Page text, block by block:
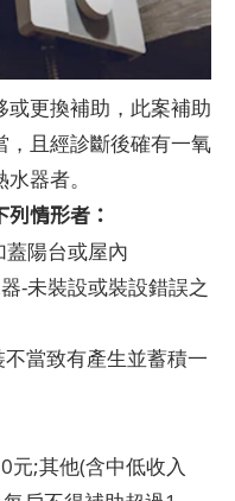
或更換補助，此案補助
，且經診斷後確有一氧
器者。
情形者：
陽台或屋內
-未裝設或裝設錯誤之
當致有產生並蓄積一
元;其他(含中低收入